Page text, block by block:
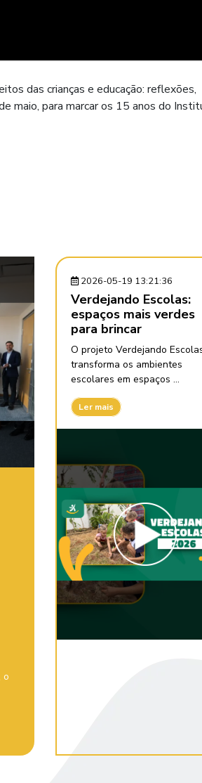
das crianças e educação: reflexões,
maio, para marcar os 15 anos do
o
2026-05-19 13:21:36
Verdejando Escolas:
espaços mais verdes
para brincar
O projeto Verdejando
transforma os ambientes
escolares em espaços ...
Ler mais